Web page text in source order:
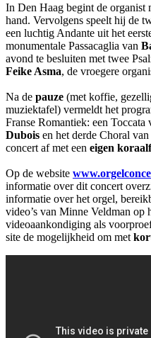
In Den Haag begint de organist
hand. Vervolgens speelt hij de
een luchtig Andante uit het
monumentale Passacaglia van
avond te besluiten met twee
Feike Asma, de vroegere
Na de pauze (met koffie,
muziektafel) vermeldt het
Franse Romantiek: een Toccata
Dubois en het derde Choral van
concert af met een eigen
Op de website
informatie over dit concert
informatie over het orgel,
video’s van Minne Veldman op
videoaankondiging als
site de mogelijkheid om met